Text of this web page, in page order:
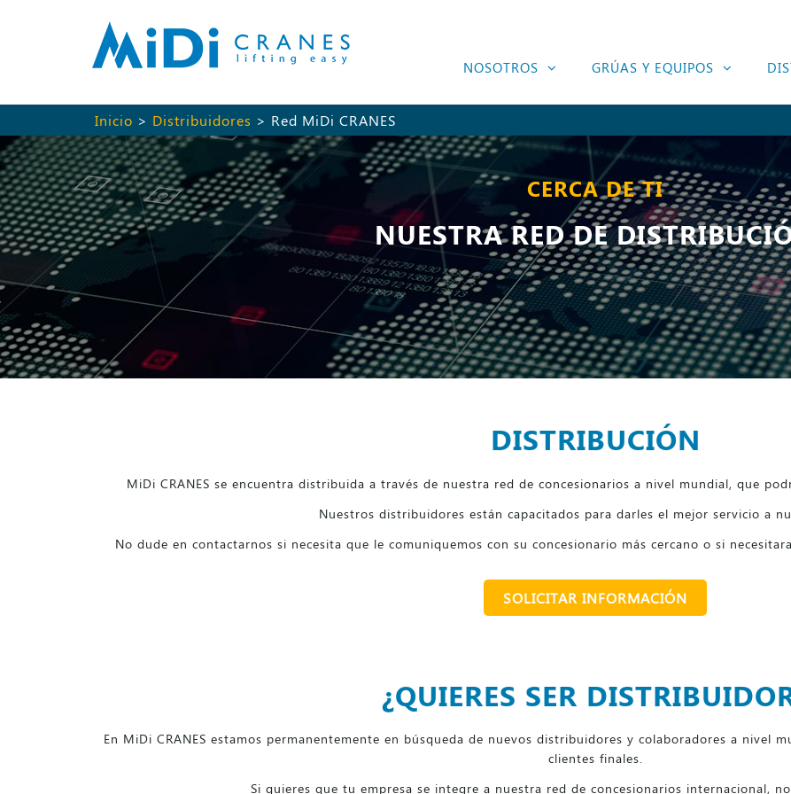
NOSOTROS GRÚAS Y EQUIPOS
Inicio > Distribuidores > Red MiDi CRANES
CERCA DE TI
NUESTRA RED DE
DISTRIBUCIÓN
MiDi CRANES se encuentra distribuida a través de nuestra red de concesionarios a nivel mundial, que
Nuestros distribuidores están capacitados para darles el mejor servicio a
No dude en contactarnos si necesita que le comuniquemos con su concesionario más cercano o si
SOLICITAR INFORMACIÓN
¿QUIERES SER
En MiDi CRANES estamos permanentemente en búsqueda de nuevos distribuidores y colaboradores a nivel
clientes finales.
Si quieres que tu empresa se integre a nuestra red de concesionarios internacional,